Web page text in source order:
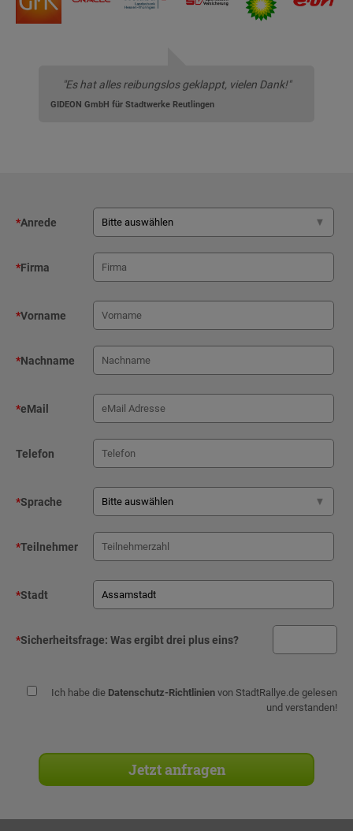
"Es hat alles reibungslos geklappt, vielen Dank!"
GIDEON GmbH für Stadtwerke Reutlingen
*Anrede
*Firma
*Vorname
*Nachname
*eMail
Telefon
*Sprache
*Teilnehmer
*Stadt
*Sicherheitsfrage: Was ergibt drei plus eins?
Ich habe die Datenschutz-Richtlinien von StadtRallye.de gelesen
und verstanden!